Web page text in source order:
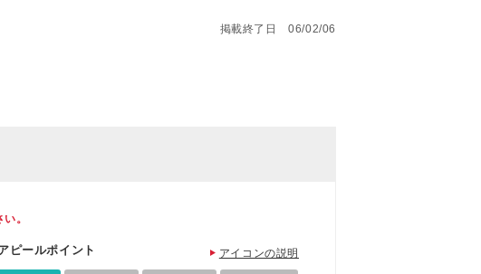
掲載終了日 06/02/06
。
ピールポイント アイコンの説明